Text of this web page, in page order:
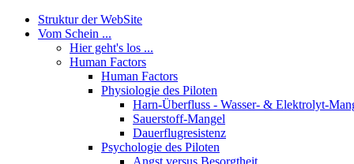
Struktur der WebSite
Vom Schein ...
Hier geht's los ...
Human Factors
Human Factors
Physiologie des Piloten
Harn-Überfluss - Wasser- & Elektrolyt-
Sauerstoff-Mangel
Dauerflugresistenz
Psychologie des Piloten
Angst versus Besorgtheit